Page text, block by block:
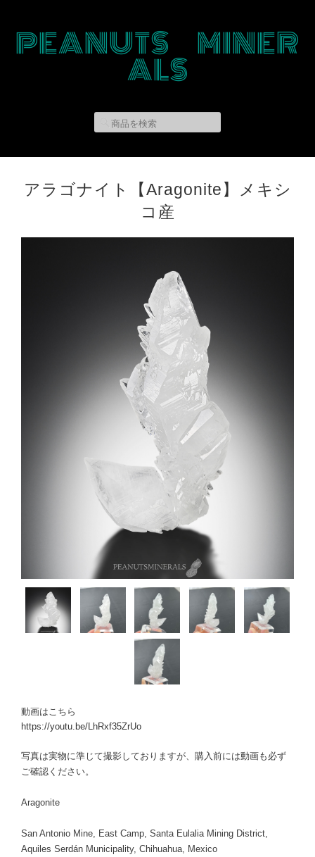
PEANUTS MINER
ALS
アラゴナイト【Aragonite】メキシ
コ産
動画はこちら
https://youtu.be/LhRxf35ZrUo
写真は実物に準じて撮影しておりますが、購入前には動画も必ず
ご確認ください。
Aragonite
San Antonio Mine, East Camp, Santa Eulalia Mining District,
Aquiles Serdán Municipality, Chihuahua, Mexico